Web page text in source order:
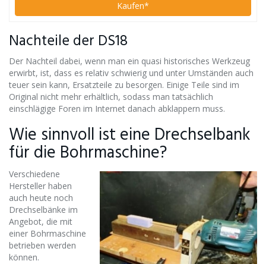
Kaufen*
Nachteile der DS18
Der Nachteil dabei, wenn man ein quasi historisches Werkzeug
erwirbt, ist, dass es relativ schwierig und unter Umständen auch
teuer sein kann, Ersatzteile zu besorgen. Einige Teile sind im
Original nicht mehr erhältlich, sodass man tatsächlich
einschlägige Foren im Internet danach abklappern muss.
Wie sinnvoll ist eine Drechselbank
für die Bohrmaschine?
Verschiedene
Hersteller haben
auch heute noch
Drechselbänke im
Angebot, die mit
einer Bohrmaschine
betrieben werden
können.